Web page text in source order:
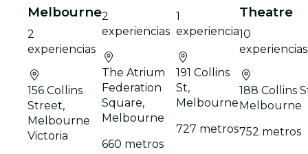
Melbourne
2
experiencias
156 Collins
Street,
Melbourne
Victoria
2
experiencias
The Atrium
Federation
Square,
Melbourne
660 metros
1
experiencia
191 Collins
St,
Melbourne
727 metros
Theatre
10
experiencias
188 Collins
Melbourne
752 metros